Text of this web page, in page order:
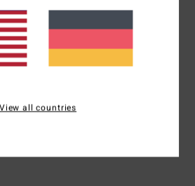
100 % Polyester
View all countries